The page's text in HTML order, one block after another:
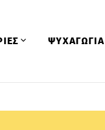
ΨΥΧΑΓΩΓΙΑ